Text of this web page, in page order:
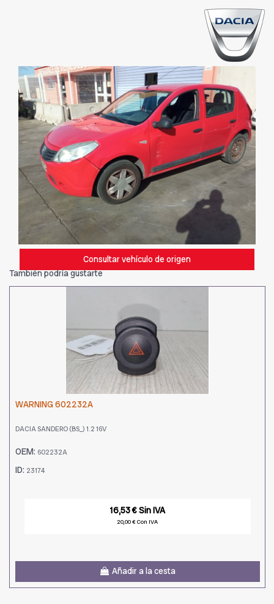
Consultar vehículo de origen
También podría gustarte
WARNING 602232A
DACIA SANDERO (BS_) 1.2 16V
OEM: 602232A
ID: 23174
16,53 € Sin IVA
20,00 € Con IVA
Añadir a la cesta